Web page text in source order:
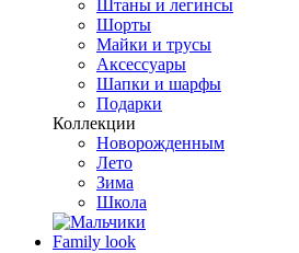
Штаны и легинсы
Шорты
Майки и трусы
Аксессуары
Шапки и шарфы
Подарки
Коллекции
Новорожденным
Лето
Зима
Школа
Family look